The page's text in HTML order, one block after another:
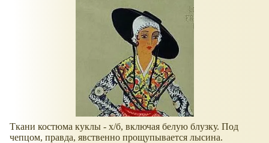
Ткани костюма куклы - х/б, включая белую блузку. Под
чепцом, правда, явственно прощупывается лысина.